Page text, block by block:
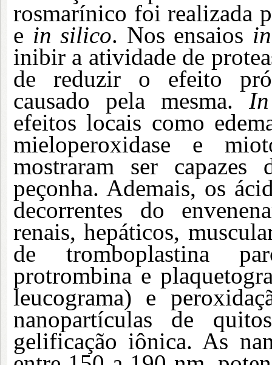
rosmarínico foi realizada
e in silico. Nos ensaios
inibir a atividade de
de reduzir o efeito
causado pela mesma.
efeitos locais como
mieloperoxidase e
mostraram ser
peçonha. Ademais, os
decorrentes do
renais, hepáticos,
de tromboplastina
protrombina e
leucograma) e
nanopartículas de
gelificação iônica. As